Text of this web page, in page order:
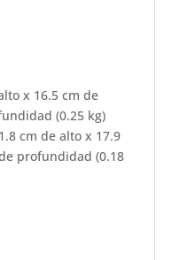
x 16.5 cm de
(0.25 kg)
cm de alto x 17.9
profundidad (0.18